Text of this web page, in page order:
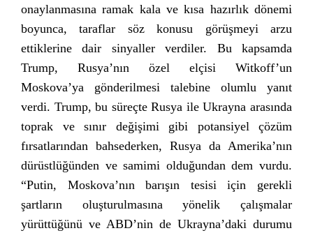
onaylanmasına ramak kala ve kısa hazırlık dönemi
boyunca, taraflar söz konusu görüşmeyi arzu
ettiklerine dair sinyaller verdiler. Bu kapsamda
Trump, Rusya’nın özel elçisi Witkoff’un
Moskova’ya gönderilmesi talebine olumlu yanıt
verdi. Trump, bu süreçte Rusya ile Ukrayna arasında
toprak ve sınır değişimi gibi potansiyel çözüm
fırsatlarından bahsederken, Rusya da Amerika’nın
dürüstlüğünden ve samimi olduğundan dem vurdu.
“Putin, Moskova’nın barışın tesisi için gerekli
şartların oluşturulmasına yönelik çalışmalar
yürüttüğünü ve ABD’nin de Ukrayna’daki durumu